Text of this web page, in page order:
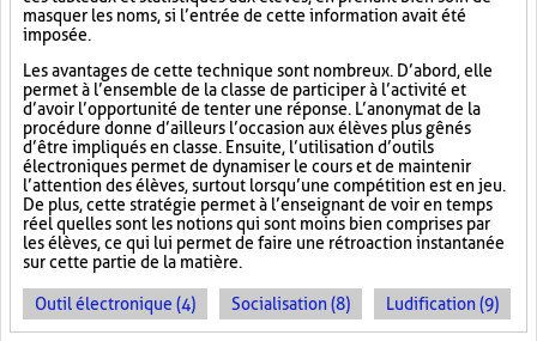
masquer les noms, si l’entrée de cette information avait été
imposée.
Les avantages de cette technique sont nombreux. D’abord, elle
permet à l’ensemble de la classe de participer à l’activité et
d’avoir l’opportunité de tenter une réponse. L’anonymat de la
procédure donne d’ailleurs l’occasion aux élèves plus gênés
d’être impliqués en classe. Ensuite, l’utilisation d’outils
électroniques permet de dynamiser le cours et de maintenir
l’attention des élèves, surtout lorsqu’une compétition est en jeu.
De plus, cette stratégie permet à l’enseignant de voir en temps
réel quelles sont les notions qui sont moins bien comprises par
les élèves, ce qui lui permet de faire une rétroaction instantanée
sur cette partie de la matière.
Outil électronique (4) Socialisation (8) Ludification (9)